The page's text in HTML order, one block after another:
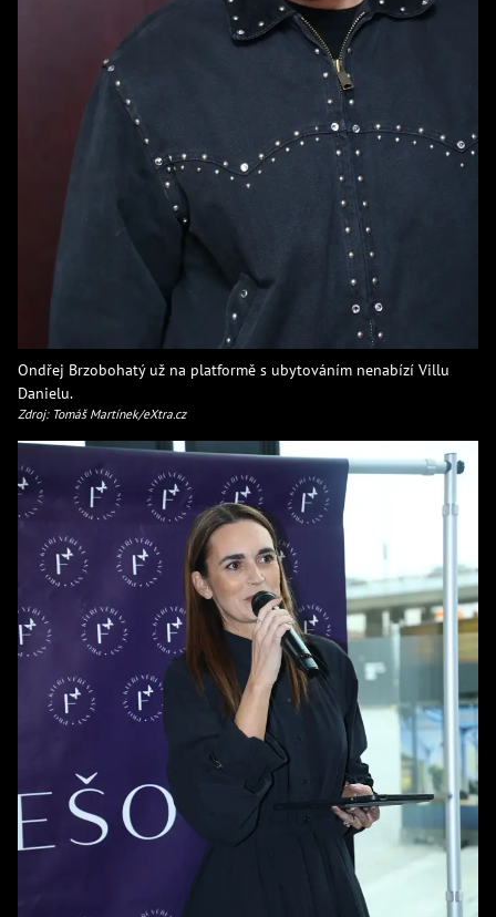
Ondřej Brzobohatý už na platformě s ubytováním nenabízí Villu
Danielu.
Zdroj: Tomáš Martínek/eXtra.cz